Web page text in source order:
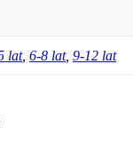
lat, 6-8 lat, 9-12 lat